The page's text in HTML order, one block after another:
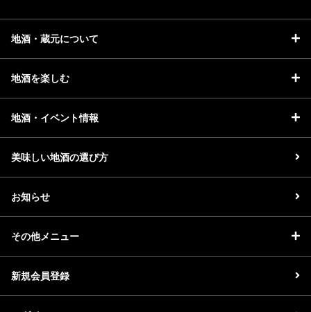
地酒・蔵元について
地酒を楽しむ
地酒・イベント情報
美味しい地酒の選び方
お知らせ
その他メニュー
新規会員登録